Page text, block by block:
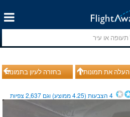
בחזרה לעיון בתמונות העלה את תמונותיך
4הצבעות (4.25ממוצע) וגם 2,637צפיות